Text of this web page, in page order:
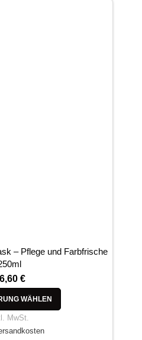
– Pflege und Farbfrische
€
WÄHLEN
MwSt.